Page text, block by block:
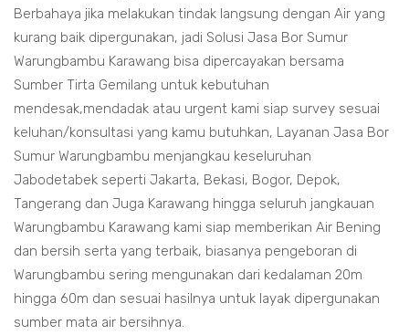
Berbahaya jika melakukan tindak langsung dengan Air yang
kurang baik dipergunakan, jadi Solusi Jasa Bor Sumur
Warungbambu Karawang bisa dipercayakan bersama
Sumber Tirta Gemilang untuk kebutuhan
mendesak,mendadak atau urgent kami siap survey sesuai
keluhan/konsultasi yang kamu butuhkan, Layanan Jasa Bor
Sumur Warungbambu menjangkau keseluruhan
Jabodetabek seperti Jakarta, Bekasi, Bogor, Depok,
Tangerang dan Juga Karawang hingga seluruh jangkauan
Warungbambu Karawang kami siap memberikan Air Bening
dan bersih serta yang terbaik, biasanya pengeboran di
Warungbambu sering mengunakan dari kedalaman 20m
hingga 60m dan sesuai hasilnya untuk layak dipergunakan
sumber mata air bersihnya.